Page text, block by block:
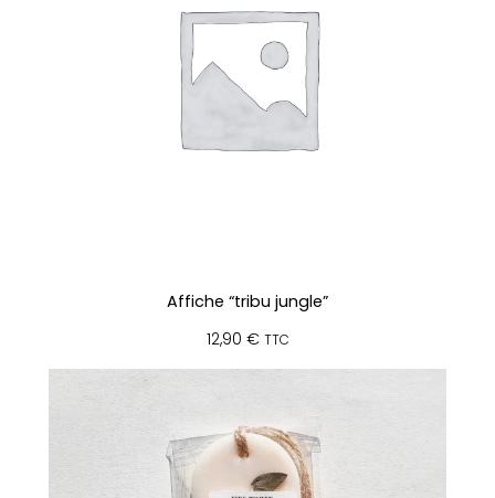
Affiche “tribu jungle”
12,90 € TTC